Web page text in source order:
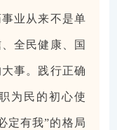
业从来不是单
全民健康、国
事。践行正确
为民的初心使
定有我”的格局